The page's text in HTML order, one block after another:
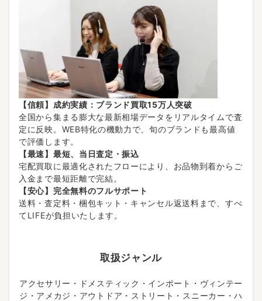
【信頼】成約実績：ブランド買取15万人突破
全国から集まる膨大な最新相場データをリアルタイムで査
定に反映。WEB特化の機動力で、旬のブランドも最高値
で評価します。
【最速】最短、当日査定・振込
宅配買取に最適化されたフローにより、お品物到着からご
入金まで最短距離で完結。
【安心】完全無料のフルサポート
送料・査定料・梱包キット・キャンセル返送料まで、すべ
てLIFEが負担いたします。
取扱ジャンル
アクセサリー・ドメスティック・インポート・ヴィンテー
ジ・アメカジ・アウトドア・ストリート・スニーカー・ハ